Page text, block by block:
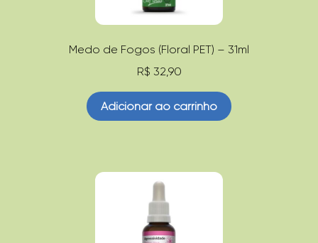
Medo de Fogos (Floral PET) – 31ml
R$ 32,90
Adicionar ao carrinho